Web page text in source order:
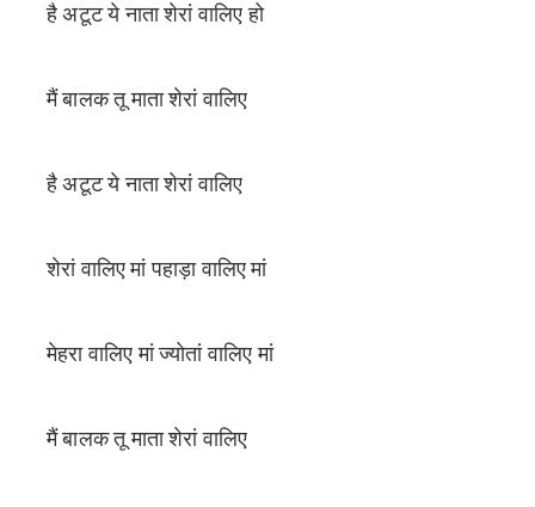
है अटूट ये नाता शेरां वालिए हो
मैं बालक तू माता शेरां वालिए
है अटूट ये नाता शेरां वालिए
शेरां वालिए मां पहाड़ा वालिए मां
मेहरा वालिए मां ज्योतां वालिए मां
मैं बालक तू माता शेरां वालिए